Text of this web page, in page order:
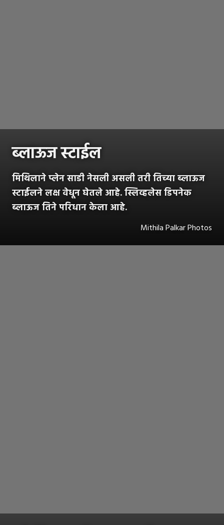
ब्लाऊज स्टाईल
मिथिलाने प्लेन साडी नेसली असली तरी तिच्या ब्लाऊज
स्टाईलने लक्ष वेधून घेतले आहे. स्लिव्हलेस डिपनेक
ब्लाऊज तिने परिधान केला आहे.
Mithila Palkar Photos